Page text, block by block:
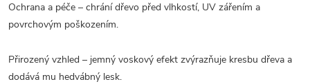
Ochrana a péče – chrání dřevo před vlhkostí, UV zářením a
povrchovým poškozením.
Přirozený vzhled – jemný voskový efekt zvýrazňuje kresbu dřeva a
dodává mu hedvábný lesk.